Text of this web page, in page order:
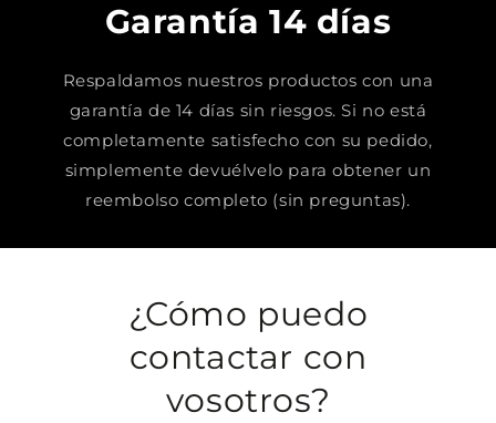
Garantía 14 días
Respaldamos nuestros productos con una
garantía de 14 días sin riesgos. Si no está
completamente satisfecho con su pedido,
simplemente devuélvelo para obtener un
reembolso completo (sin preguntas).
¿Cómo puedo
contactar con
vosotros?